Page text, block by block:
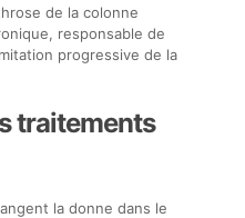
de la colonne
responsable de
progressive de la
traitements
la donne dans le